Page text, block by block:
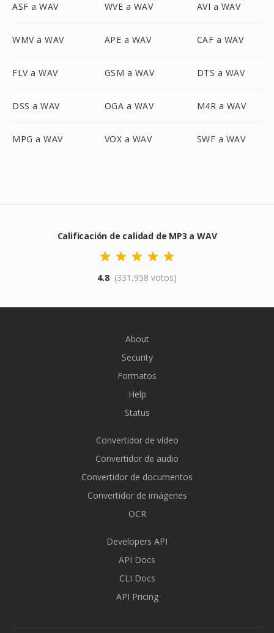
ASF a WAV WVE a WAV AVI a WAV
WMV a WAV APE a WAV CAF a WAV
FLV a WAV GSM a WAV DTS a WAV
DSS a WAV OGA a WAV M4R a WAV
MPG a WAV VOX a WAV SWF a WAV
Calificación de calidad de MP3 a WAV
4.8 (331,958 votos)
About
Security
Formatos
Help
Status
Convertidor de vídeo
Convertidor de audio
Convertidor de documentos
Convertidor de imágenes
OCR
Developers API
API Docs
CLI Docs
API Pricing